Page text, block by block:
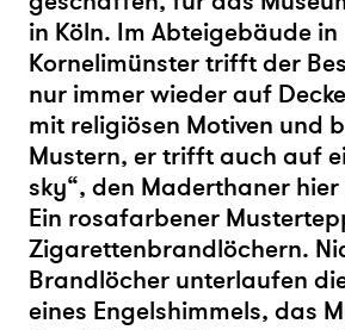
in Köln. Im Abteigebäude in
Kornelimünster trifft der
nur immer wieder auf
mit religiösen Motiven und
Mustern, er trifft auch auf
sky“, den Maderthaner
Ein rosafarbener
Zigarettenbrandlöchern.
Brandlöcher unterlaufen
eines Engelshimmels, das